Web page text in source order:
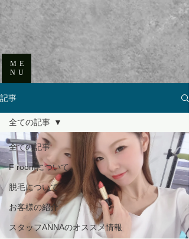
ME
NU
記事
全ての記事
F roomについて
脱毛について
お客様の紹介
スタッフANNAのオススメ情報
全ての記事